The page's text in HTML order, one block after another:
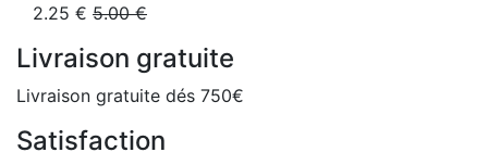
2.25 € 5.00 €
Livraison gratuite
Livraison gratuite dés 750€
Satisfaction